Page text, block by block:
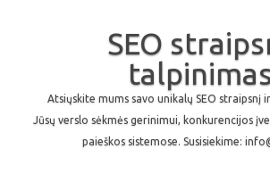
SEO
Atsiųskite mums savo unikalų SEO straipsnį
Jūsų verslo sėkmės gerinimui, konkurencijos
paieškos sistemose. Susisiekime: